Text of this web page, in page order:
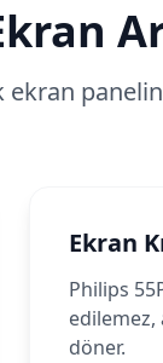
Ekran
Philips
döner.